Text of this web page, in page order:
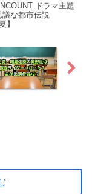
ドラマ主題
な都市伝説
】